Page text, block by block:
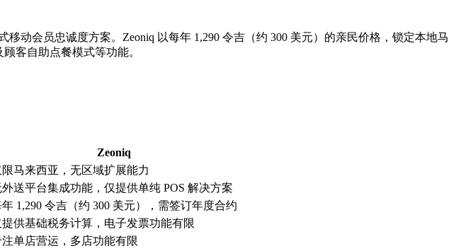
动会员忠诚度方案。Zeoniq 以每年 1,290 令吉（约 300 美元）的亲民价格，锁定本地马
客自助点餐模式等功能。
Zeoniq
限马来西亚，无区域扩展能力
送平台集成功能，仅提供单纯 POS 解决方案
1,290 令吉（约 300 美元），需签订年度合约
提供基础税务计算，电子发票功能有限
注单店营运，多店功能有限